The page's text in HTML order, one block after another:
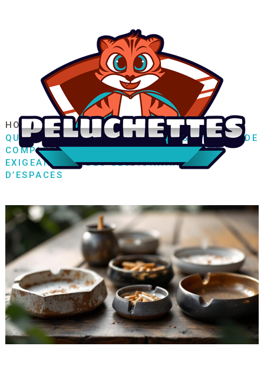
HOME
ACTU
QUEL CENDRIER POUR QUEL USAGE ? LE GUIDE
COMPLET À DESTINATION DES FUMEURS
EXIGEANTS ET DES GESTIONNAIRES
D’ESPACES